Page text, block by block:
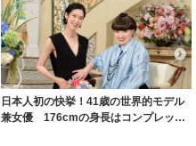
日本人初の快挙！41歳の世界的モデル
兼女優 176cmの身長はコンプレック